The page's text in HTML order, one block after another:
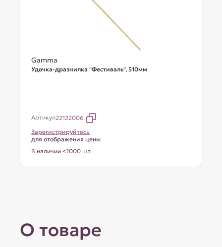
Gamma
Удочка-дразнилка "Фестиваль", 510мм
Артикул22122006
Зарегистрируйтесь
для отображения цены
В наличии <1000 шт.
О товаре